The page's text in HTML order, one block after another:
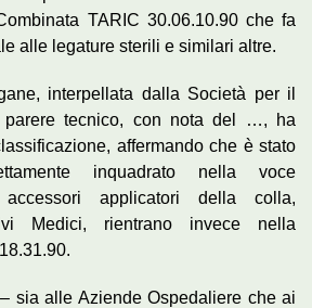
TARIC 30.06.10.90 che fa
alle legature sterili e similari altre.
interpellata dalla Società per il
parere tecnico, con nota del …, ha
affermando che è stato
inquadrato nella voce
accessori applicatori della colla,
Medici, rientrano invece nella
sia alle Aziende Ospedaliere che ai